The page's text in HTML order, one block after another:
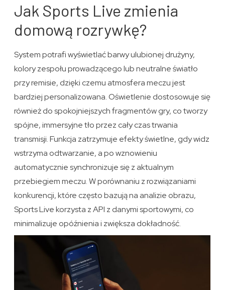
Jak Sports Live zmienia
domową rozrywkę?
System potrafi wyświetlać barwy ulubionej drużyny,
kolory zespołu prowadzącego lub neutralne światło
przy remisie, dzięki czemu atmosfera meczu jest
bardziej personalizowana. Oświetlenie dostosowuje się
również do spokojniejszych fragmentów gry, co tworzy
spójne, immersyjne tło przez cały czas trwania
transmisji. Funkcja zatrzymuje efekty świetlne, gdy widz
wstrzyma odtwarzanie, a po wznowieniu
automatycznie synchronizuje się z aktualnym
przebiegiem meczu. W porównaniu z rozwiązaniami
konkurencji, które często bazują na analizie obrazu,
Sports Live korzysta z API z danymi sportowymi, co
minimalizuje opóźnienia i zwiększa dokładność.